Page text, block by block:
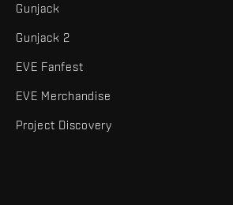
Gunjack
Gunjack 2
EVE Fanfest
EVE Merchandise
Project Discovery